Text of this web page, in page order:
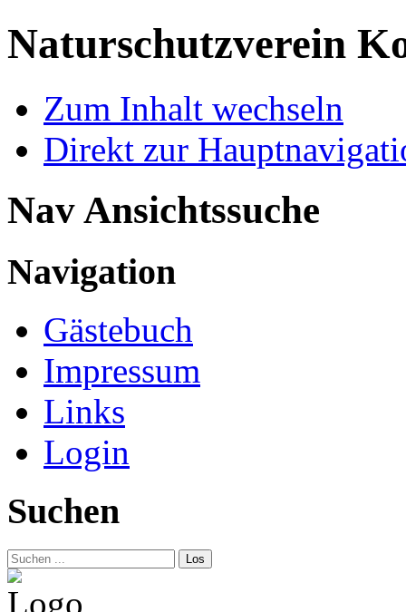
Naturschutzverein
Zum Inhalt wechseln
Direkt zur
Nav Ansichtssuche
Navigation
Gästebuch
Impressum
Links
Login
Suchen
Los